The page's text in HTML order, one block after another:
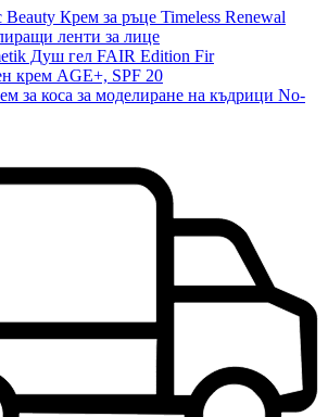
Крем за ръце Timeless Renewal
ленти за лице
Душ гел FAIR Edition Fir
крем AGE+, SPF 20
за коса за моделиране на къдрици No-